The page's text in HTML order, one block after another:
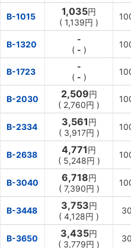
B-1015 1,035円
( 1,139円 )
B-1320
-
( - )
B-1723
-
( - )
B-2030 2,509円
( 2,760円 )
B-2334 3,561円
( 3,917円 )
B-2638 4,771円
( 5,248円 )
B-3040 6,718円
( 7,390円 )
B-3448 3,753円
( 4,128円 )
B-3650 3,435円
( 3,779円 )